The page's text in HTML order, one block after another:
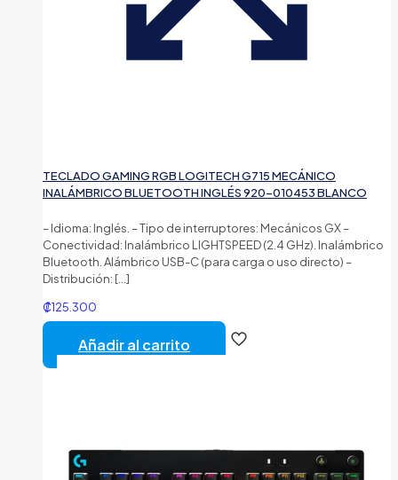
TECLADO GAMING RGB LOGITECH G715 MECÁNICO
INALÁMBRICO BLUETOOTH INGLÉS 920-010453 BLANCO
– Idioma: Inglés. – Tipo de interruptores: Mecánicos GX –
Conectividad: Inalámbrico LIGHTSPEED (2.4 GHz). Inalámbrico
Bluetooth. Alámbrico USB-C (para carga o uso directo) –
Distribución: […]
₡125.300
Añadir al carrito